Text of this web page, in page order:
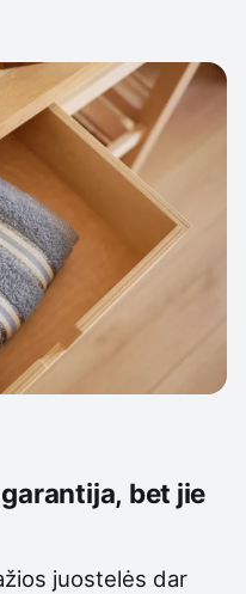
bet jie
juostelės dar